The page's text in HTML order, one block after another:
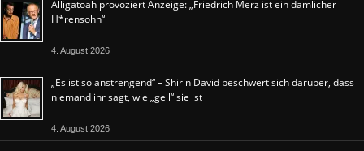
Alligatoah provoziert Anzeige: „Friedrich Merz ist ein dämlicher
H*rensohn“
4. August 2026
„Es ist so anstrengend“ – Shirin David beschwert sich darüber, dass
niemand ihr sagt, wie „geil“ sie ist
4. August 2026